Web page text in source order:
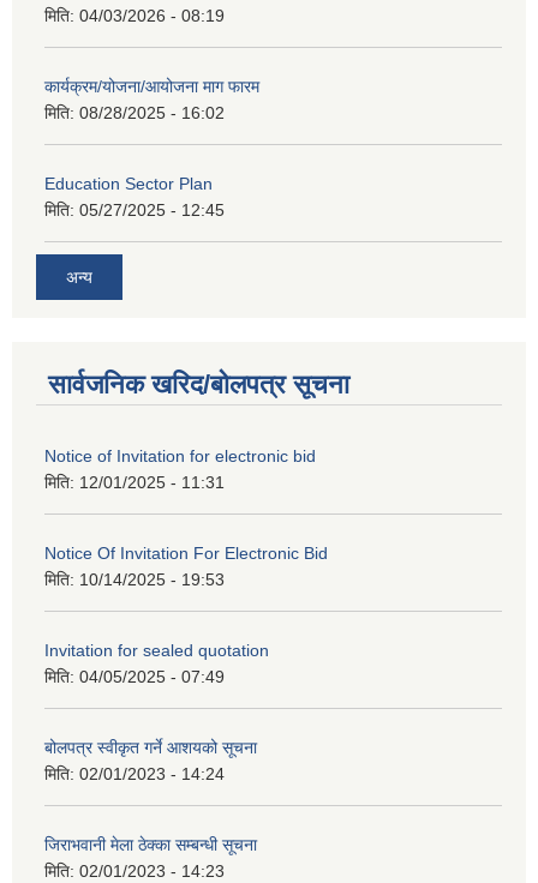
मिति: 04/03/2026 - 08:19
कार्यक्रम/योजना/आयोजना माग फारम
मिति: 08/28/2025 - 16:02
Education Sector Plan
मिति: 05/27/2025 - 12:45
अन्य
सार्वजनिक खरिद/बोलपत्र सूचना
Notice of Invitation for electronic bid
मिति: 12/01/2025 - 11:31
Notice Of Invitation For Electronic Bid
मिति: 10/14/2025 - 19:53
Invitation for sealed quotation
मिति: 04/05/2025 - 07:49
बोलपत्र स्वीकृत गर्ने आशयको सूचना
मिति: 02/01/2023 - 14:24
जिराभवानी मेला ठेक्का सम्बन्धी सूचना
मिति: 02/01/2023 - 14:23